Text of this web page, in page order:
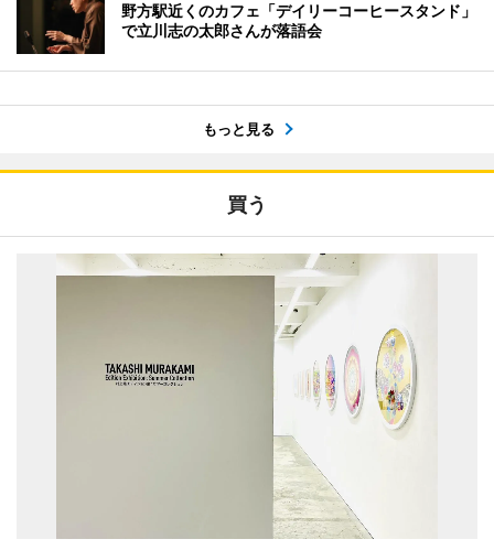
野方駅近くのカフェ「デイリーコーヒースタンド」
で立川志の太郎さんが落語会
もっと見る
買う